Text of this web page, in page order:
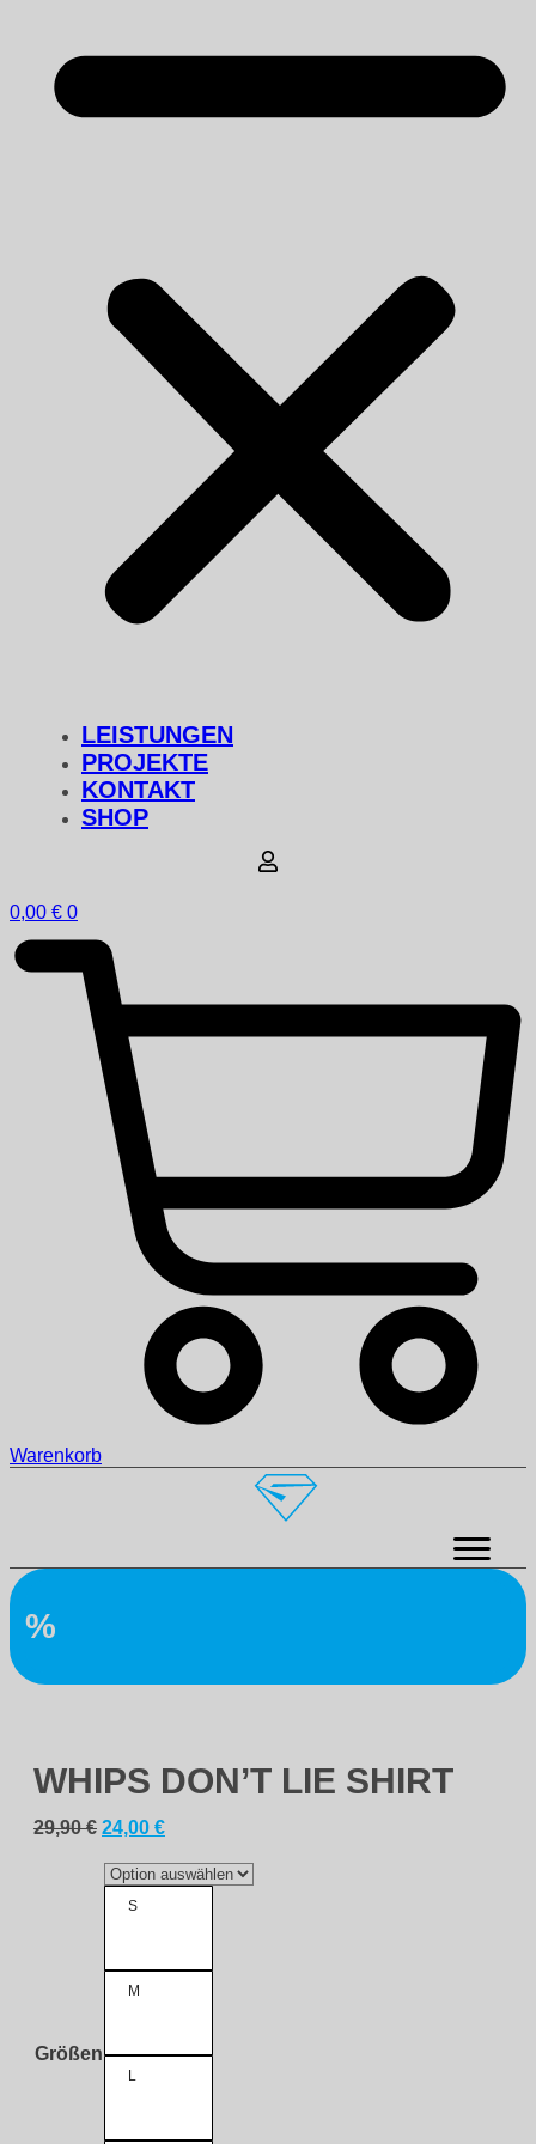
LEISTUNGEN
PROJEKTE
KONTAKT
SHOP
0,00 € 0
Warenkorb
%
WHIPS DON’T LIE SHIRT
29,90€ Ursprünglicher
war:
29,90 €
24,00 €Aktueller
ist:
24,00 €.
Größen
S
M
L